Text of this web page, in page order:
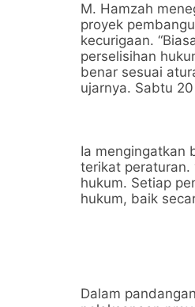
M. Hamzah
proyek
kecurigaan.
perselisihan
benar sesuai
ujarnya. Sabtu
Ia mengingatkan
terikat peraturan.
hukum. Setiap
hukum, baik
Dalam